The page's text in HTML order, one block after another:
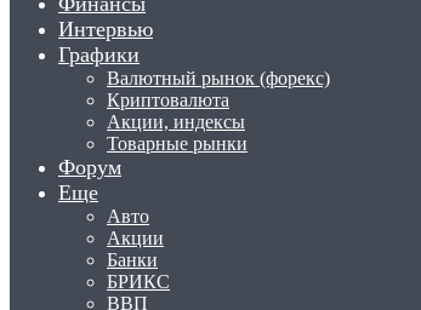
Интервью
Графики
Валютный рынок (форекс)
Криптовалюта
Акции, индексы
Товарные рынки
Форум
Еще
Авто
Акции
Банки
БРИКС
ВВП